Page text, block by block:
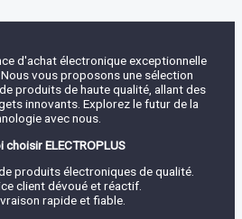
d'achat électronique exceptionnelle
Nous vous proposons une sélection
produits de haute qualité, allant des
innovants. Explorez le futur de la
avec nous.
choisir ELECTROPLUS
produits électroniques de qualité.
client dévoué et réactif.
rapide et fiable.